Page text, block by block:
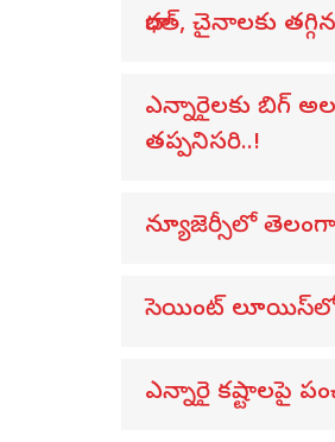
భారత్, చైనాలకు
ఎన్నారైలకు బిగ్
తప్పనిసరి..!
న్యూజెర్సీలో
సెయింట్ లూయిస్‌లో
ఎన్నారై కష్టాలపై